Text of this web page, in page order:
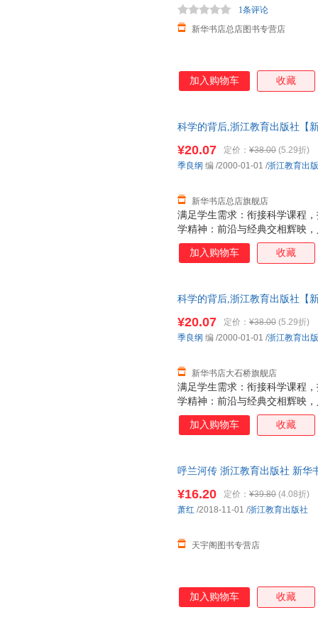
新华书店总店图书专营店
1条评论
加入购物车 收藏
科学的背后,浙江教育出版社【
满足学生需求：衔接科学课程
学精神：前沿与经典交相辉映
¥20.07 定价： ¥38.00 (5.29折)
新华书店总店旗舰店
季良纲 编 /2000-01-01 /浙江教育出
加入购物车 收藏
科学的背后,浙江教育出版社【
满足学生需求：衔接科学课程
学精神：前沿与经典交相辉映
¥20.07 定价： ¥38.00 (5.29折)
新华书店大石桥旗舰店
季良纲 编 /2000-01-01 /浙江教育出
加入购物车 收藏
呼兰河传 浙江教育出版社 新华
¥16.20 定价： ¥39.80 (4.08折)
天宇阁图书专营店
萧红 /2018-11-01 /浙江教育出版社
加入购物车 收藏